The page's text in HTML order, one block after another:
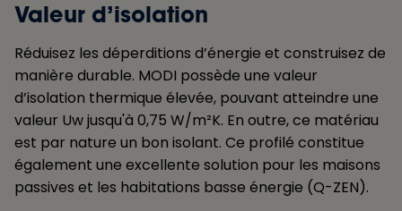
Valeur d’isolation
Réduisez les déperditions d’énergie et construisez de
manière durable. MODI possède une valeur
d’isolation thermique élevée, pouvant atteindre une
valeur Uw jusqu'à 0,75 W/m²K. En outre, ce matériau
est par nature un bon isolant. Ce profilé constitue
également une excellente solution pour les maisons
passives et les habitations basse énergie (Q-ZEN).